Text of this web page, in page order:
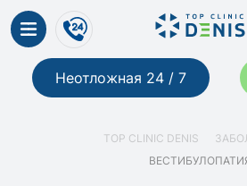
Неотложная 24 / 7
TOP CLINIC DENIS